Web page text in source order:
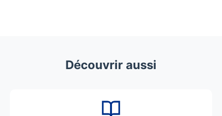
Découvrir aussi